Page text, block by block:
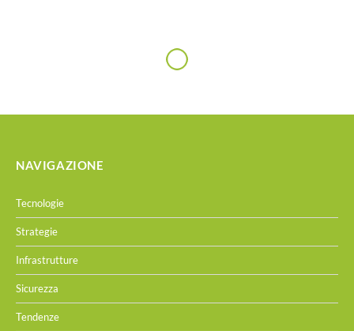
NAVIGAZIONE
Tecnologie
Strategie
Infrastrutture
Sicurezza
Tendenze